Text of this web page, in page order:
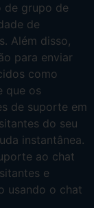
de grupo de
de
Além disso,
para enviar
como
que os
de suporte em
do seu
instantânea.
ao chat
e
usando o chat